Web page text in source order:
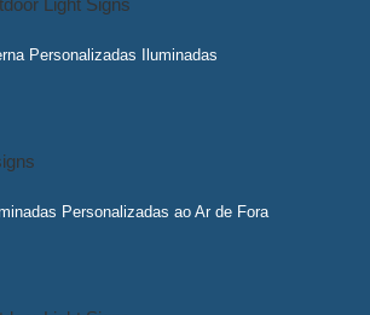
Personalizadas Iluminadas
Personalizadas ao Ar de Fora